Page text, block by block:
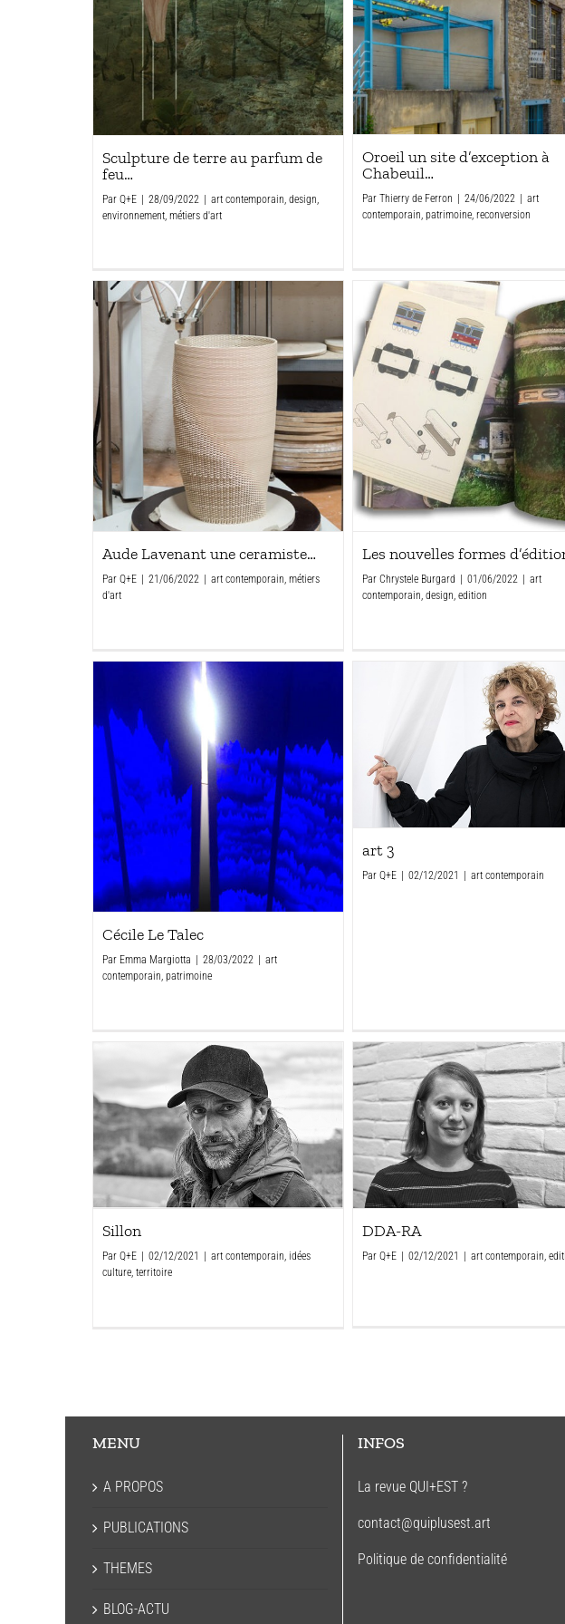
Sculpture de terre au parfum de
feu…
Par Q+E | 28/09/2022 | art contemporain design
environnement métiers d'art
Oroeil un site d’exception à
Chabeuil…
Par Thierry de Ferron | 24/06/2022 | art
contemporain patrimoine reconversion
Aude Lavenant une ceramiste…
Par Q+E | 21/06/2022 | art contemporain métiers
d'art
Les nouvelles formes
Par Chrystele Burgard 01/06/2022
art
contemporain, design, edition
Cécile Le Talec
Par Emma Margiotta | 28/03/2022 | art
contemporain patrimoine
art 3
Par Q+E 02/12/2021 art contemporain
Sillon
Par Q+E 02/12/2021 art contemporain, idées
culture, territoire
DDA-RA
Par Q+E 02/12/2021 art contemporain,
MENU
A PROPOS
PUBLICATIONS
THEMES
BLOG-ACTU
INFOS
La revue QUI+EST ?
contact@quiplusest.art
Politique de confidentialité